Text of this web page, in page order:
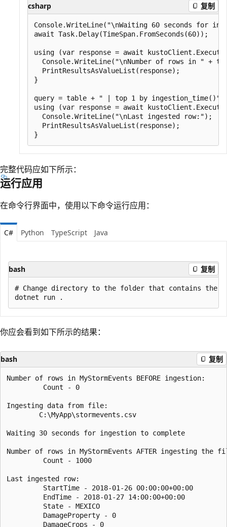
csharp 复制
Console.WriteLine("\nWaiting 60 seconds for
await Task.Delay(TimeSpan.FromSeconds(60));
using (var response = await
Console.WriteLine("\nNumber of rows in " +
  PrintResultsAsValueList(response);
}
query = table + " | top 1 by ingestion_time()";
using (var response = await
  Console.WriteLine("\nLast ingested row:");
  PrintResultsAsValueList(response);
完整代码应如下所示：
运行应用
在命令行界面中，使用以下命令运行应用：
C# Python TypeScript Java
bash 复制
# Change directory to the folder that contains the
你应会看到如下所示的结果：
bash 复制
Number of rows in MyStormEvents BEFORE ingestion:
         Count - 0
Ingesting data from file:
        C:\MyApp\stormevents.csv
Waiting 30 seconds for ingestion to complete
Number of rows in MyStormEvents AFTER ingesting the
         Count - 1000
Last ingested row:
         StartTime - 2018-01-26 00:00:00+00:00
         EndTime - 2018-01-27 14:00:00+00:00
         State - MEXICO
         DamageProperty - 0
         DamageCrops - 0